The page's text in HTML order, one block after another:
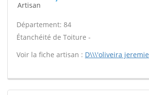
Artisan
Département: 84
Étanchéité de Toiture -
Voir la fiche artisan : D\\\'oliveira jeremie